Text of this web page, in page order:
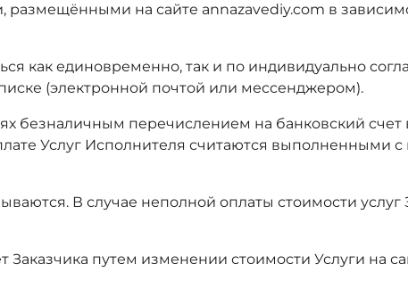
размещёнными на сайте annazavediy.com в
как единовременно, так и по индивидуально
(электронной почтой или мессенджером).
безналичным перечислением на банковский счет
Услуг Исполнителя считаются выполненными
В случае неполной оплаты стоимости услуг
путем изменении стоимости Услуги на